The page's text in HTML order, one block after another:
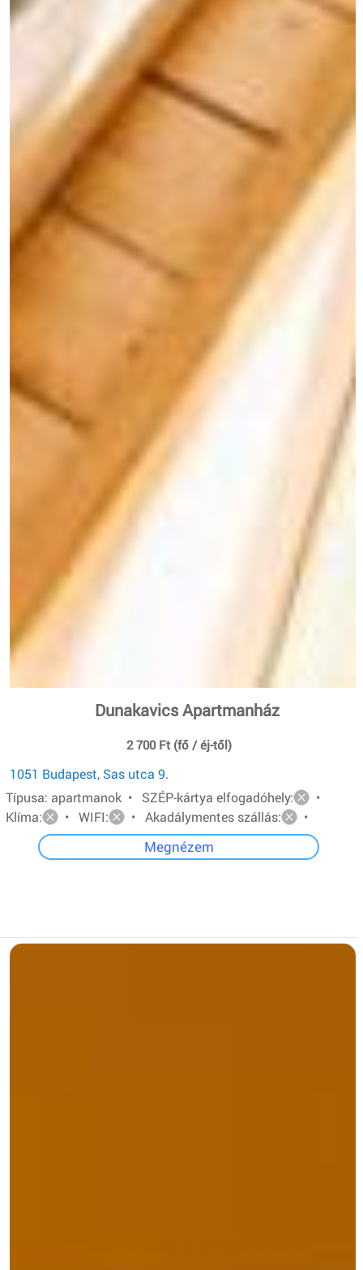
Dunakavics Apartmanház
2 700 Ft (fő / éj-től)
1051 Budapest, Sas utca 9.
Típusa: apartmanok • SZÉP-kártya elfogadóhely:
•
Klíma:
• WIFI: • Akadálymentes szállás: •
Megnézem